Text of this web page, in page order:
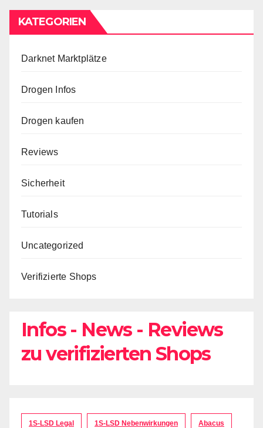
KATEGORIEN
Darknet Marktplätze
Drogen Infos
Drogen kaufen
Reviews
Sicherheit
Tutorials
Uncategorized
Verifizierte Shops
Infos - News - Reviews
zu verifizierten Shops
1S-LSD Legal 1S-LSD Nebenwirkungen Abacus